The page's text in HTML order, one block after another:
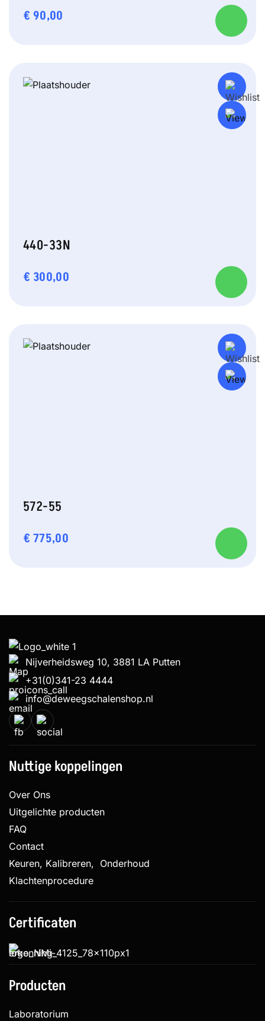
€ 90,00
440-33N
€ 300,00
572-55
€ 775,00
Nijverheidsweg 10, 3881 LA Putten
+31(0)341-23 4444
info@deweegschalenshop.nl
Nuttige koppelingen
Over Ons
Uitgelichte producten
FAQ
Contact
Keuren, Kalibreren, Onderhoud
Klachtenprocedure
Certificaten
Producten
Laboratorium